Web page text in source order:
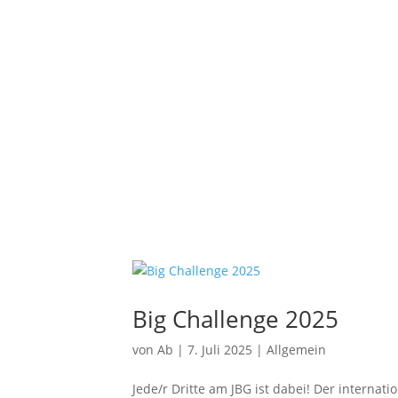
Big Challenge 2025
vonAb |7. Juli 2025 |Allgemein
Jede/r Dritte am JBG ist dabei! Der